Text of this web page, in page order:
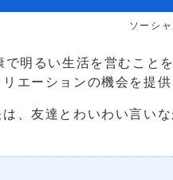
ソーシ
明るい生活を営むこと
エーションの機会を提供
、友達とわいわい言いな